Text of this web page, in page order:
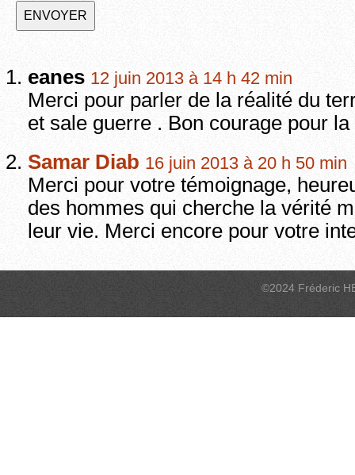
eanes 12 juin 2013 à 14 h 42 min
Merci pour parler de la réalité du
et sale guerre . Bon courage pour
Samar Diab 16 juin 2013 à 20 h 50 min
Merci pour votre témoignage,
des hommes qui cherche la vérité
leur vie. Merci encore pour votre
©2024 Fréderic